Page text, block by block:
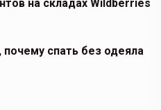
на складах Wildberries
спать без одеяла